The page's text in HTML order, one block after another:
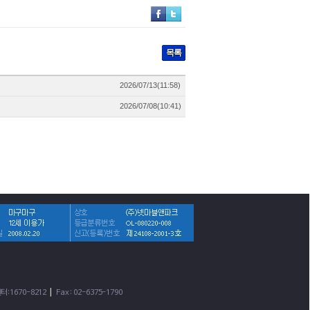
목록
2026/07/13(11:58)
2026/07/08(10:41)
터:1670-8212 Fax : 02-6375-1790